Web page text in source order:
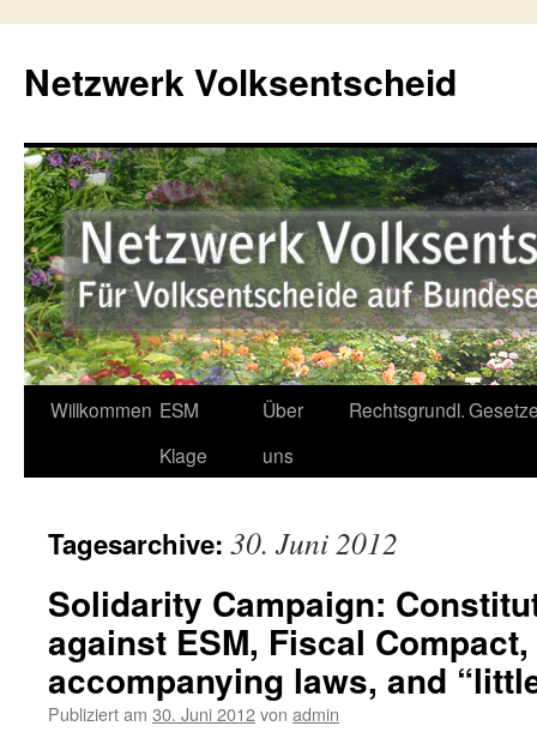
Netzwerk Volksentscheid
Springe
Willkommen ESM
Klage
Über
uns
Rechtsgrundl.
Tagesarchive: 30. Juni 2012
Solidarity Campaign:
against ESM, Fiscal
accompanying laws, and
Publiziert am 30. Juni 2012von admin